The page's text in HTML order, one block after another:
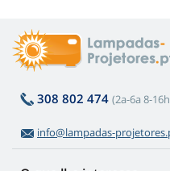
308 802 474 (2a-6a 8-
info@lampadas-